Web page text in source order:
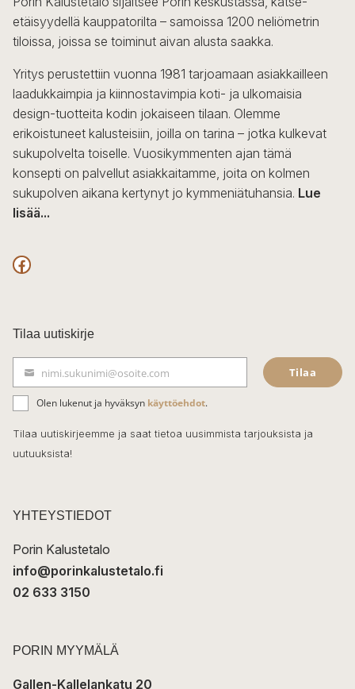
tehdä
valinnat
tuotteen
sivulla.
etäisyydellä kauppatorilta – samoissa 1200 neliömetrin
tiloissa, joissa se toiminut aivan alusta saakka.
Yritys perustettiin vuonna 1981 tarjoamaan asiakkailleen
laadukkaimpia ja kiinnostavimpia koti- ja ulkomaisia
design-tuotteita kodin jokaiseen tilaan. Olemme
erikoistuneet kalusteisiin, joilla on tarina – jotka kulkevat
sukupolvelta toiselle. Vuosikymmenten ajan tämä
konsepti on palvellut asiakkaitamme, joita on kolmen
sukupolven aikana kertynyt jo kymmeniätuhansia. Lue
lisää...
F
c
e
b
o
o
k
Tilaa uutiskirje
ä
h
k
t
nimi.sukunimi@osoite.com Tilaa
Olen lukenut ja hyväksyn käyttöehdot.
Tilaa uutiskirjeemme ja saat tietoa uusimmista tarjouksista ja
uutuuksista!
YHTEYSTIEDOT
Porin Kalustetalo
info@porinkalustetalo.fi
02 633 3150
PORIN MYYMÄLÄ
Gallen-Kallelankatu 20